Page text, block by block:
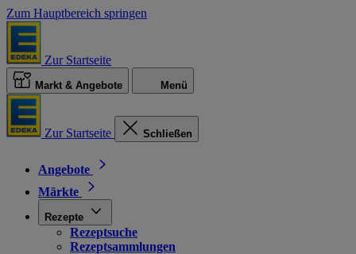
Zum Hauptbereich springen
Zur Startseite
Markt & Angebote Menü
Zur Startseite Schließen
Angebote
Märkte
Rezepte
Rezeptsuche
Rezeptsammlungen